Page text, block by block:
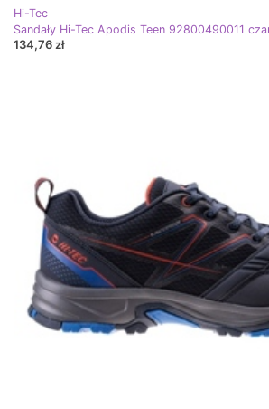
Hi-Tec
Sandały Hi-Tec Apodis Teen 92800490011
134,76 zł